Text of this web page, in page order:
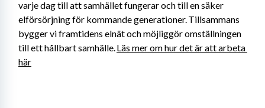
varje dag till att samhället fungerar och till en säker
elförsörjning för kommande generationer. Tillsammans
bygger vi framtidens elnät och möjliggör omställningen
till ett hållbart samhälle. Läs mer om hur det är att arbeta
här